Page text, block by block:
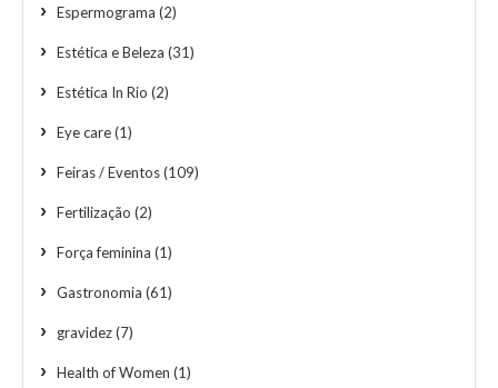
Espermograma (2)
Estética e Beleza (31)
Estética In Rio (2)
Eye care(1)
Feiras / Eventos(109)
Fertilização (2)
Força feminina (1)
Gastronomia (61)
gravidez(7)
Health of Women (1)